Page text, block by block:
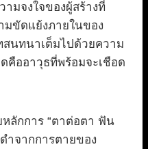
มจงใจของผู้สร้างที่
ขัดแย้งภายในของ
สนทนาเต็มไปด้วยความ
คืออาวุธที่พร้อมจะเชือด
หลักการ “ตาต่อตา ฟัน
ำจากการตายของ